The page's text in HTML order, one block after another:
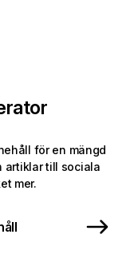
för en mängd
artiklar till sociala
mer.